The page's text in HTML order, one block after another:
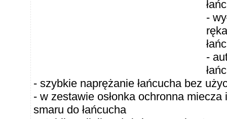
-
-
- szybkie naprężanie łańcucha bez
- w zestawie osłonka ochronna
smaru do łańcucha